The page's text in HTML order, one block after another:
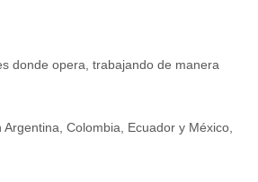
donde opera, trabajando de manera
Colombia, Ecuador y México,